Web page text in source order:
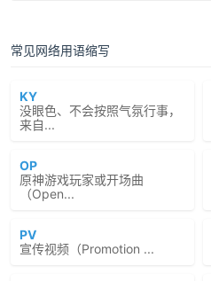
常见网络用语缩写
KY
没眼色、不会按照气氛行事，
来自...
OP
原神游戏玩家或开场曲
（Open...
PV
宣传视频（Promotion ...